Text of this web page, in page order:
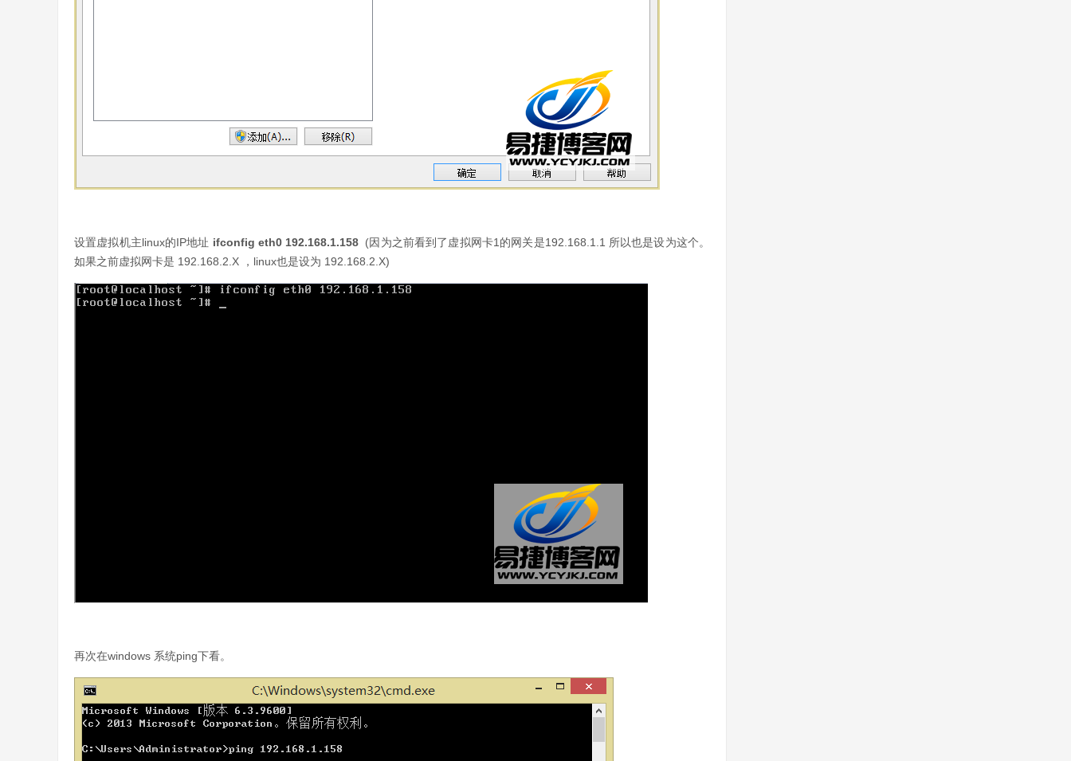
设置虚拟机主linux的IP地址 ifconfig eth0 192.168.1.158 (因为之前看到了虚拟网卡1的网关是192.168.1.1 所以也是设为这个。
如果之前虚拟网卡是 192.168.2.X ，linux也是设为 192.168.2.X)
再次在windows 系统ping下看。